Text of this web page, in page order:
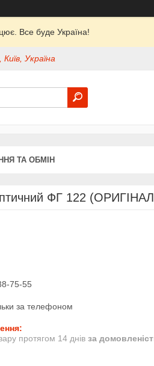
Все буде Україна!
Україна
ТА ОБМІН
ФГ 122 (ОРИГІНАЛ)
75-55
за телефоном
протягом 14 днів за